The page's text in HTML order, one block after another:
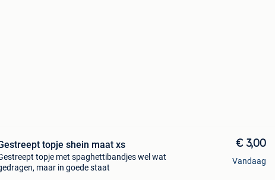
topje shein maat xs
topje met spaghettibandjes wel wat
maar in goede staat
€ 3,00
Vandaag